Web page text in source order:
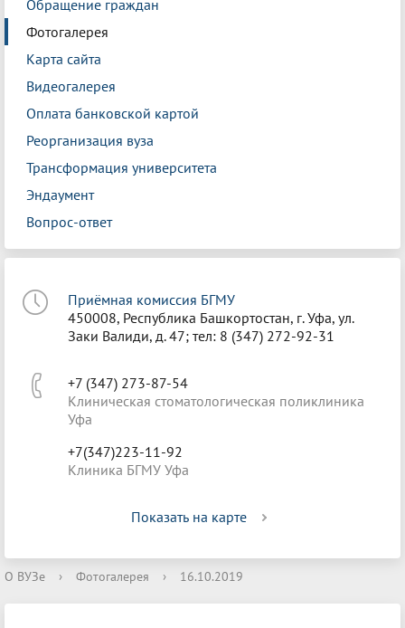
Обращение граждан
Фотогалерея
Карта сайта
Видеогалерея
Оплата банковской картой
Реорганизация вуза
Трансформация университета
Эндаумент
Вопрос-ответ
Приёмная комиссия БГМУ
450008, Республика Башкортостан, г. Уфа, ул.
Заки Валиди, д. 47; тел: 8 (347) 272-92-31
+7 (347) 273-87-54
Клиническая стоматологическая поликлиника
Уфа
+7(347)223-11-92
Клиника БГМУ Уфа
Показать на карте
О ВУЗе › Фотогалерея › 16.10.2019